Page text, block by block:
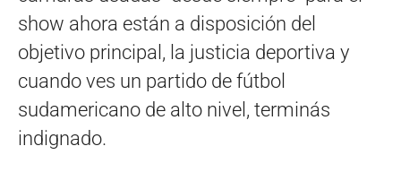
show ahora están a disposición del
objetivo principal, la justicia deportiva y
cuando ves un partido de fútbol
sudamericano de alto nivel, terminás
indignado.